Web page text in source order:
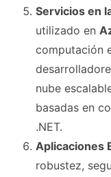
Servicios en
utilizado en
computación
nube
basadas en
.NET.
Aplicaciones
robustez,